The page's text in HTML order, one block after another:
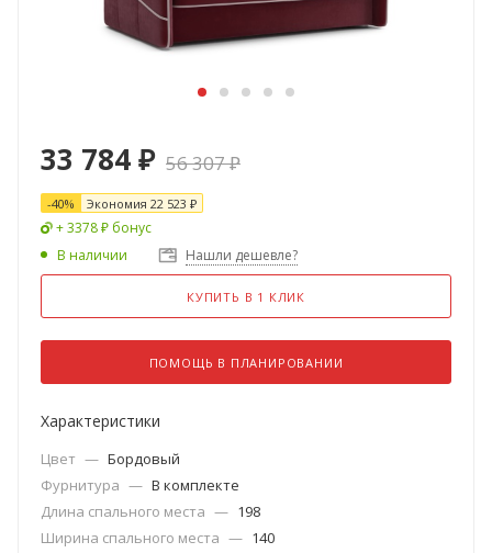
33 784₽ 56 307₽
-40% Экономия 22 523 ₽
+ 3378 ₽ бонус
В наличии
Нашли дешевле?
КУПИТЬ В 1 КЛИК
ПОМОЩЬ В ПЛАНИРОВАНИИ
Характеристики
Цвет — Бордовый
Фурнитура — В комплекте
Длина спального места — 198
Ширина спального места — 140